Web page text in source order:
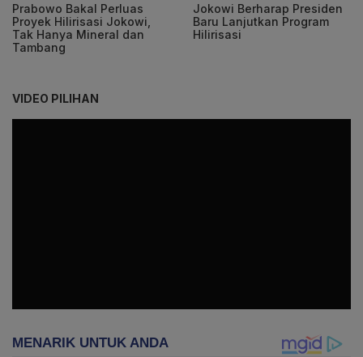
Prabowo Bakal Perluas
Proyek Hilirisasi Jokowi,
Tak Hanya Mineral dan
Tambang
Jokowi Berharap Presiden
Baru Lanjutkan Program
Hilirisasi
VIDEO PILIHAN